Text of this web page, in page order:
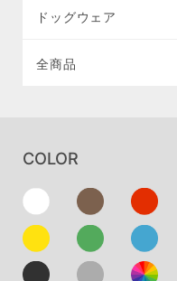
ドッグウェア
全商品
COLOR